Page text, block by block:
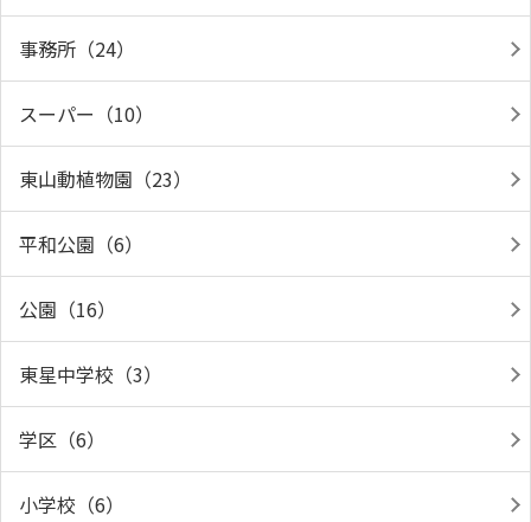
事務所（24）
スーパー（10）
東山動植物園（23）
平和公園（6）
公園（16）
東星中学校（3）
学区（6）
小学校（6）